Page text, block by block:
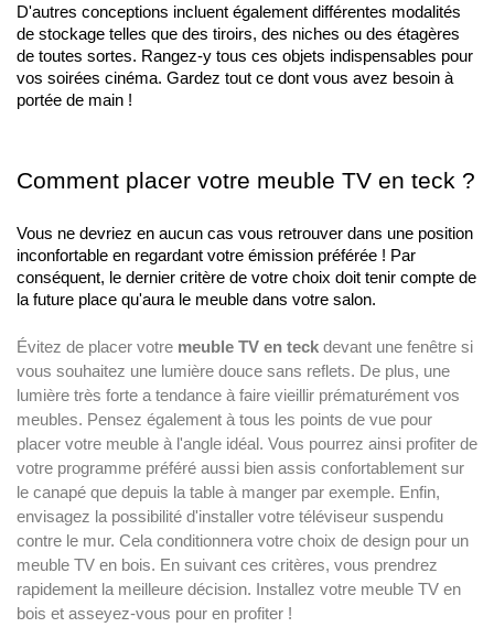
D'autres conceptions incluent également différentes modalités
de stockage telles que des tiroirs, des niches ou des étagères
de toutes sortes. Rangez-y tous ces objets indispensables pour
vos soirées cinéma. Gardez tout ce dont vous avez besoin à
portée de main !
Comment placer votre meuble TV en teck ?
Vous ne devriez en aucun cas vous retrouver dans une position
inconfortable en regardant votre émission préférée ! Par
conséquent, le dernier critère de votre choix doit tenir compte de
la future place qu'aura le meuble dans votre salon.
Évitez de placer votre meuble TV en teck devant une fenêtre si
vous souhaitez une lumière douce sans reflets. De plus, une
lumière très forte a tendance à faire vieillir prématurément vos
meubles. Pensez également à tous les points de vue pour
placer votre meuble à l'angle idéal. Vous pourrez ainsi profiter de
votre programme préféré aussi bien assis confortablement sur
le canapé que depuis la table à manger par exemple. Enfin,
envisagez la possibilité d'installer votre téléviseur suspendu
contre le mur. Cela conditionnera votre choix de design pour un
meuble TV en bois. En suivant ces critères, vous prendrez
rapidement la meilleure décision. Installez votre meuble TV en
bois et asseyez-vous pour en profiter !